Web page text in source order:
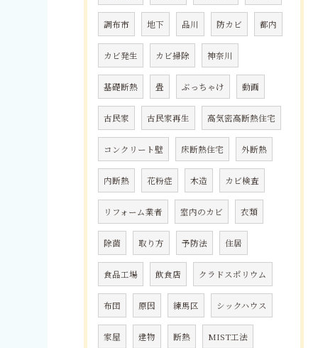
調布市 地下 品川 防カビ 都内
カビ発生 カビ掃除 神奈川
基礎断熱 畳 ぶっちゃけ 動画
古民家 古民家再生 高気密高断熱住宅
コンクリート壁 床断熱住宅 外断熱
内断熱 花粉症 木造 カビ検査
リフォーム業者 室内のカビ 衣類
除菌 取り方 予防法 住居
食品工場 飲食店 クラドスポリウム
布団 原因 練馬区 シックハウス
家屋 建物 断熱 MIST工法